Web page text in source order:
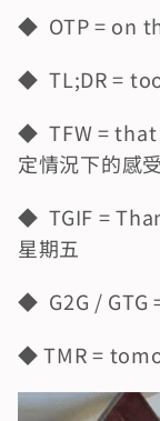
◆  OTP = on
◆  TL;DR =
◆  TFW = that
定情況下的感
◆  TGIF =
星期五
◆  G2G /
◆ TMR =